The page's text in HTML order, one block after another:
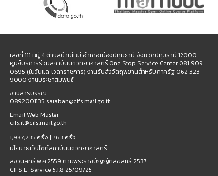
เลขที่ 111 หมู่ 4 ตำบลบ้านใหม่ อำเภอเมืองปทุมธานี จังหวัดปทุมธานี 12000
ศูนย์บริการร่วมสถาบันนิติวิทยาศาสตร์ One Stop Service Center 081 909
0695 (ในวันและเวลาราชการ) งานรับส่งวัตถุพยานสำหรับภาครัฐ 062 323
9000 งานประชาสัมพันธ์
งานสารบรรณ
0892001135 saraban@cifs.mail.go.th
Email Web Master
cifs.it@cifs.mail.go.th
1,987,235 ครั้ง | 763 ครั้ง
นโยบายเว็บไซต์สถาบันนิติวิทยาศาสตร์
สงวนสิทธิ์ พ.ศ.2559 ตามพระราชบัญญัติลิขสิทธิ์ 2537
CIFS E-Service 5.1.8 25/09/25